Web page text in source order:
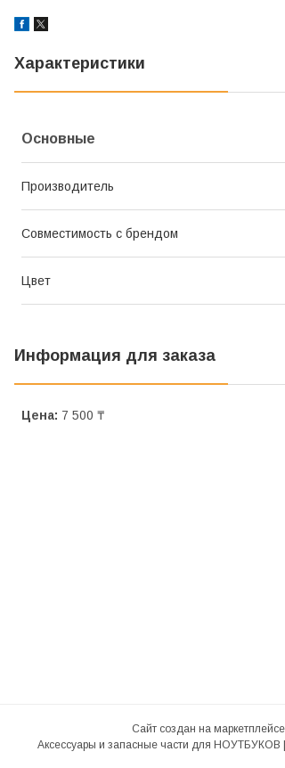
Характеристики
Основные
Производитель
Совместимость с брендом
Цвет
Информация для заказа
Цена: 7 500 ₸
Сайт создан на маркетплейсе
Аксессуары и запасные части для НОУТБУКОВ |